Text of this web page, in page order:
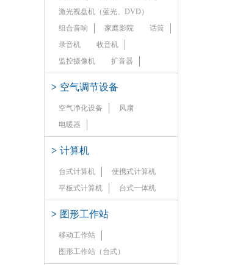
激光视盘机（蓝光、DVD）
组合音响
家庭影院
话筒
录音机
收音机
监控摄像机
扩音器
> 空气调节设备
空气净化设备
风扇
电暖器
> 计算机
台式计算机
便携式计算机
平板式计算机
台式一体机
> 图形工作站
移动工作站
图形工作站（台式）